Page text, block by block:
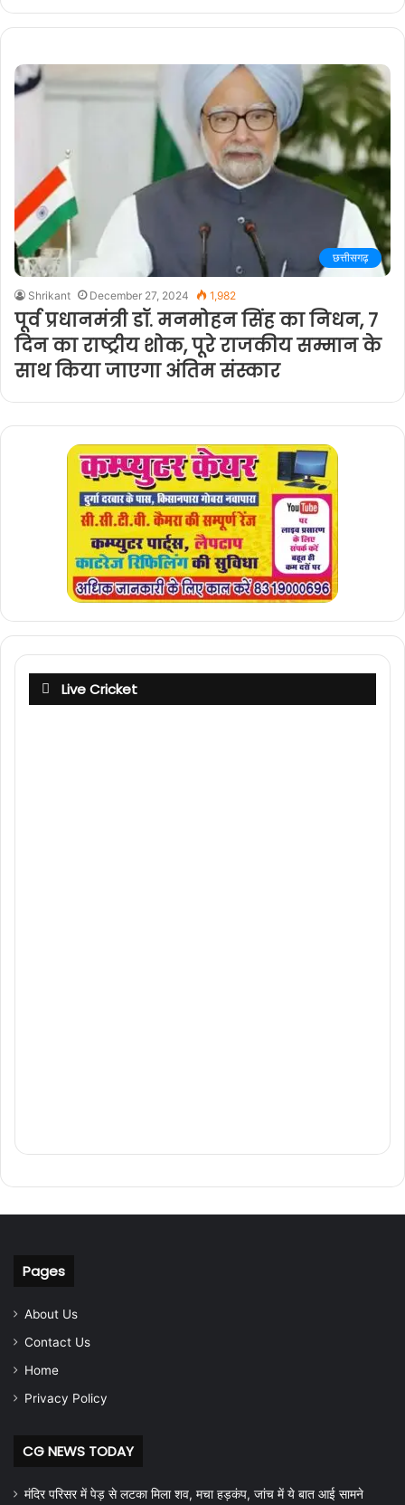
छत्तीसगढ़
Shrikant December 27, 2024 1,982
पूर्व प्रधानमंत्री डॉ. मनमोहन सिंह का निधन, 7
दिन का राष्ट्रीय शोक, पूरे राजकीय सम्मान के
साथ किया जाएगा अंतिम संस्कार
Live Cricket
Pages
About Us
Contact Us
Home
Privacy Policy
CG NEWS TODAY
मंदिर परिसर में पेड़ से लटका मिला शव, मचा हड़कंप, जांच में ये बात आई सामने